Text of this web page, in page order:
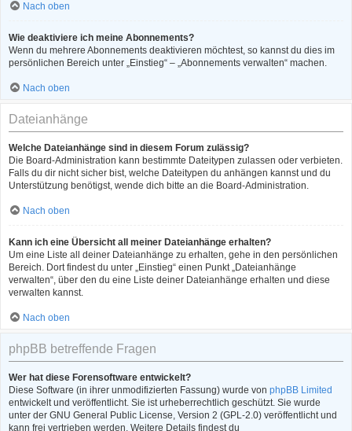
Nach oben
Wie deaktiviere ich meine Abonnements?
Wenn du mehrere Abonnements deaktivieren möchtest, so kannst du dies im
persönlichen Bereich unter „Einstieg“ – „Abonnements verwalten“ machen.
Nach oben
Dateianhänge
Welche Dateianhänge sind in diesem Forum zulässig?
Die Board-Administration kann bestimmte Dateitypen zulassen oder verbieten.
Falls du dir nicht sicher bist, welche Dateitypen du anhängen kannst und du
Unterstützung benötigst, wende dich bitte an die Board-Administration.
Nach oben
Kann ich eine Übersicht all meiner Dateianhänge erhalten?
Um eine Liste all deiner Dateianhänge zu erhalten, gehe in den persönlichen
Bereich. Dort findest du unter „Einstieg“ einen Punkt „Dateianhänge
verwalten“, über den du eine Liste deiner Dateianhänge erhalten und diese
verwalten kannst.
Nach oben
phpBB betreffende Fragen
Wer hat diese Forensoftware entwickelt?
Diese Software (in ihrer unmodifizierten Fassung) wurde von phpBB Limited
entwickelt und veröffentlicht. Sie ist urheberrechtlich geschützt. Sie wurde
unter der GNU General Public License, Version 2 (GPL-2.0) veröffentlicht und
kann frei vertrieben werden. Weitere Details findest du